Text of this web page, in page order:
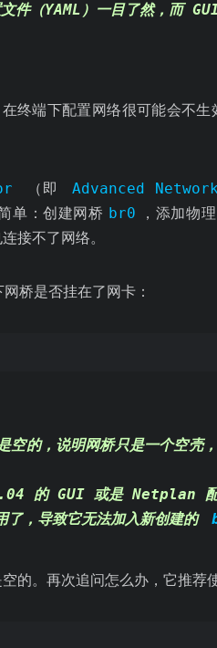
（YAML）一目了然，而
终端下配置网络很可能会不生
（即 Advanced
单：创建网桥 br0
，添加物
接不了网络。
网桥是否挂在了网卡：
空的，说明网桥只是一个空壳
的 GUI 或是 Netplan 配
了，导致它无法加入新创建的
。再次追问怎么办，它推荐